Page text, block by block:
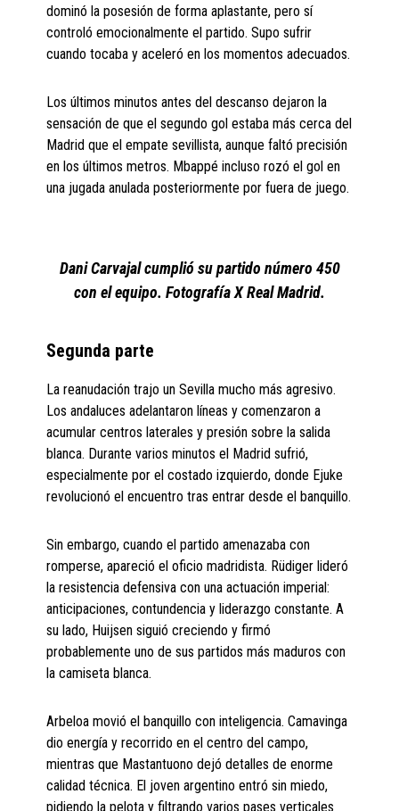
dominó la posesión de forma aplastante, pero sí
controló emocionalmente el partido. Supo sufrir
cuando tocaba y aceleró en los momentos adecuados.
Los últimos minutos antes del descanso dejaron la
sensación de que el segundo gol estaba más cerca del
Madrid que el empate sevillista, aunque faltó precisión
en los últimos metros. Mbappé incluso rozó el gol en
una jugada anulada posteriormente por fuera de juego.
Dani Carvajal cumplió su partido número 450
con el equipo. Fotografía X Real Madrid.
Segunda parte
La reanudación trajo un Sevilla mucho más agresivo.
Los andaluces adelantaron líneas y comenzaron a
acumular centros laterales y presión sobre la salida
blanca. Durante varios minutos el Madrid sufrió,
especialmente por el costado izquierdo, donde Ejuke
revolucionó el encuentro tras entrar desde el banquillo.
Sin embargo, cuando el partido amenazaba con
romperse, apareció el oficio madridista. Rüdiger lideró
la resistencia defensiva con una actuación imperial:
anticipaciones, contundencia y liderazgo constante. A
su lado, Huijsen siguió creciendo y firmó
probablemente uno de sus partidos más maduros con
la camiseta blanca.
Arbeloa movió el banquillo con inteligencia. Camavinga
dio energía y recorrido en el centro del campo,
mientras que Mastantuono dejó detalles de enorme
calidad técnica. El joven argentino entró sin miedo,
pidiendo la pelota y filtrando varios pases verticales